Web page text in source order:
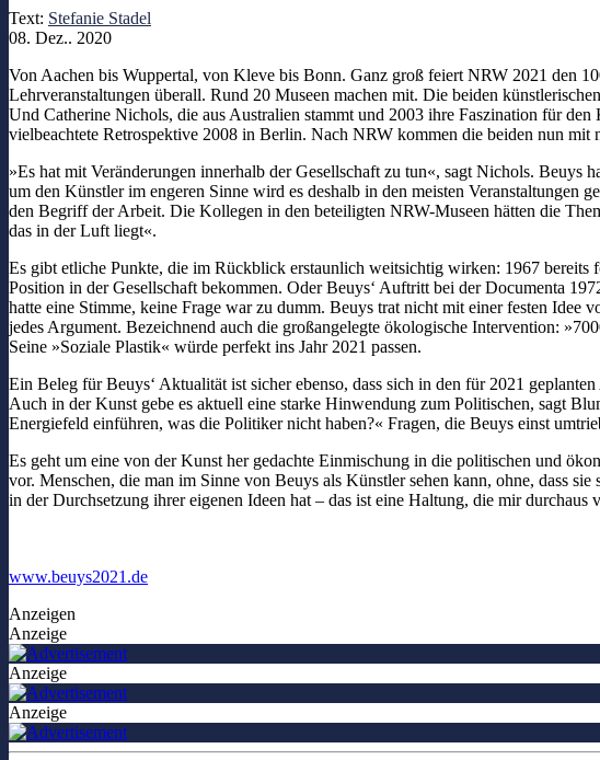
Text: Stefanie Stadel
08. Dez.. 2020
Von Aachen bis Wuppertal, von Kleve bis Bonn. Ganz groß feiert NRW 2021 den
Lehrveranstaltungen überall. Rund 20 Museen machen mit. Die beiden
Und Catherine Nichols, die aus Australien stammt und 2003 ihre Faszination für
vielbeachtete Retrospektive 2008 in Berlin. Nach NRW kommen die beiden nun mit
»Es hat mit Veränderungen innerhalb der Gesellschaft zu tun«, sagt Nichols. Beuys
um den Künstler im engeren Sinne wird es deshalb in den meisten
den Begriff der Arbeit. Die Kollegen in den beteiligten NRW-Museen hätten die
das in der Luft liegt«.
Es gibt etliche Punkte, die im Rückblick erstaunlich weitsichtig wirken: 1967 bereits
Position in der Gesellschaft bekommen. Oder Beuys‘ Auftritt bei der Documenta
hatte eine Stimme, keine Frage war zu dumm. Beuys trat nicht mit einer festen Idee
jedes Argument. Bezeichnend auch die großangelegte ökologische Intervention:
Seine »Soziale Plastik« würde perfekt ins Jahr 2021 passen.
Ein Beleg für Beuys‘ Aktualität ist sicher ebenso, dass sich in den für 2021
Auch in der Kunst gebe es aktuell eine starke Hinwendung zum Politischen, sagt
Energiefeld einführen, was die Politiker nicht haben?« Fragen, die Beuys einst
Es geht um eine von der Kunst her gedachte Einmischung in die politischen und
vor. Menschen, die man im Sinne von Beuys als Künstler sehen kann, ohne, dass
in der Durchsetzung ihrer eigenen Ideen hat – das ist eine Haltung, die mir
www.beuys2021.de
Anzeigen
Anzeige
Anzeige
Anzeige